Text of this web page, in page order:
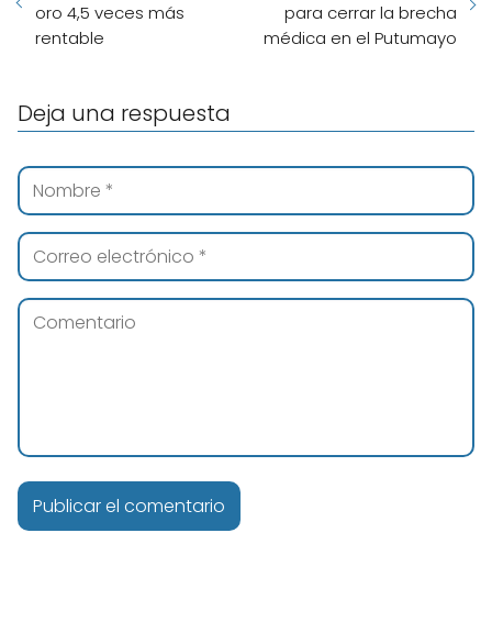
oro 4,5 veces más
rentable
para cerrar la brecha
médica en el Putumayo
Deja una respuesta